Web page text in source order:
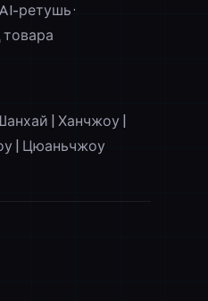
ретушь ·
товара
| Ханчжоу |
| Цюаньчжоу